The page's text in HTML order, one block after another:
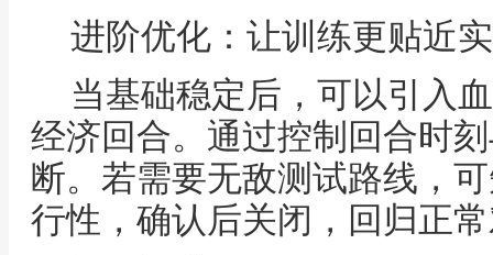
进阶优化：让训练更贴近
当基础稳定后，可以引入
经济回合。通过控制回合时
断。若需要无敌测试路线，
行性，确认后关闭，回归正